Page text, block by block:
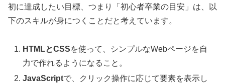
初に達成したい目標、つまり「初心者卒業の目安」は、以
下のスキルが身につくことだと考えています。
HTMLとCSSを使って、シンプルなWebページを自
力で作れるようになること。
JavaScriptで、クリック操作に応じて要素を表示し